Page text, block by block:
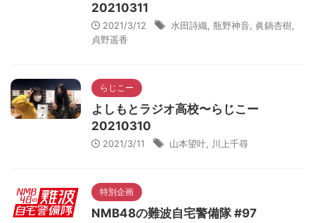
20210311
2021/3/12 水田詩織 瓶野神音 眞鍋杏樹
貞野遥香
らじこー
よしもとラジオ高校〜らじこー
20210310
2021/3/11 山本望叶 川上千尋
特別企画
NMB48の難波自宅警備隊 #97